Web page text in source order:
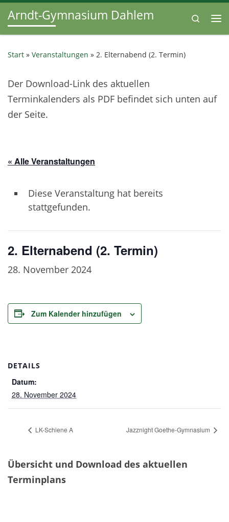
Zum Inhalt springen
Arndt-Gymnasium Dahlem
Search
Start » Veranstaltungen » 2. Elternabend (2. Termin)
Der Download-Link des aktuellen
Terminkalenders als PDF befindet sich unten auf
der Seite.
« Alle Veranstaltungen
Diese Veranstaltung hat bereits
stattgefunden.
2. Elternabend (2. Termin)
28. November 2024
Zum Kalender hinzufügen
DETAILS
Datum:
28. November 2024
LK-Schiene A Jazznight Goethe-Gymnasium
Übersicht und Download des aktuellen
Terminplans